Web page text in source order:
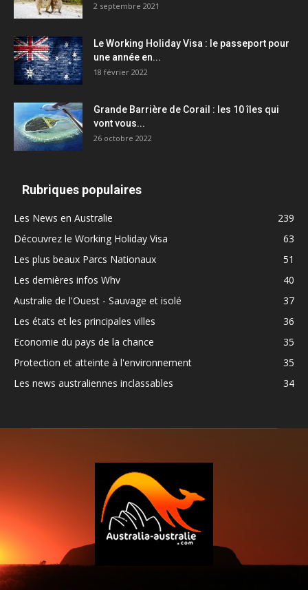
2 septembre 2021
Le Working Holiday Visa : le passeport pour
une année en...
18 février 2022
Grande Barrière de Corail : les 10 îles qui
vont vous...
26 octobre 2022
Rubriques populaires
Les News en Australie
239
Découvrez le Working Holiday Visa
63
Les plus beaux Parcs Nationaux
51
Les dernières infos Whv
40
Australie de l'Ouest - Sauvage et isolé
37
Les états et les principales villes
36
Economie du pays de la chance
35
Protection et atteinte à l'environnement
35
Les news australiennes inclassables
34